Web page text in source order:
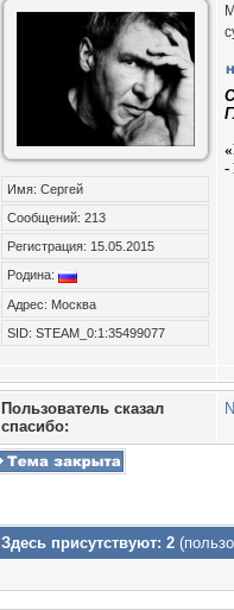
Имя: Сергей
Сообщений: 213
Регистрация: 15.05.2015
Родина:
Адрес: Москва
SID: STEAM_0:1:35499077
«
-
Пользователь сказал
cпасибо:
Здесь присутствуют: 2